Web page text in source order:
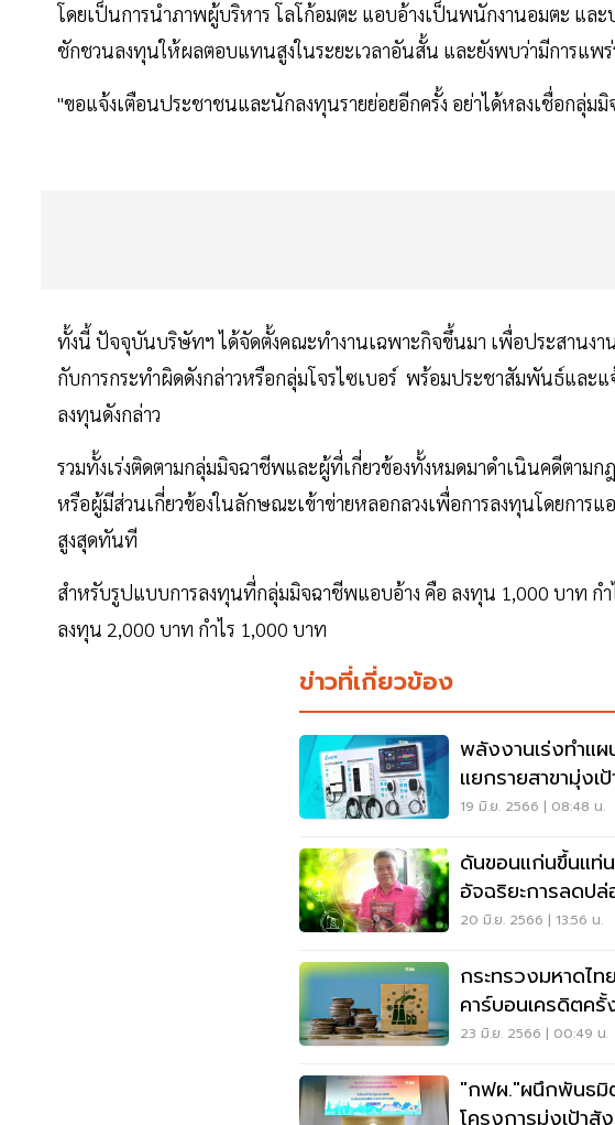
โดยเป็นการนำภาพผู้บริหาร โลโก้อมตะ แอบอ้างเป็นพนักงานอมตะ แล
ชักชวนลงทุนให้ผลตอบแทนสูงในระยะเวลาอันสั้น และยังพบว่ามีการแพ
"ขอแจ้งเตือนประชาชนและนักลงทุนรายย่อยอีกครั้ง อย่าได้หลงเชื่อกลุ่
ทั้งนี้ ปัจจุบันบริษัทฯ ได้จัดตั้งคณะทำงานเฉพาะกิจขึ้นมา เพื่อประสานงา
กับการกระทำผิดดังกล่าวหรือกลุ่มโจรไซเบอร์ พร้อมประชาสัมพันธ์และ
ลงทุนดังกล่าว
รวมทั้งเร่งติดตามกลุ่มมิจฉาชีพและผู้ที่เกี่ยวข้องทั้งหมดมาดำเนินคดีตาม
หรือผู้มีส่วนเกี่ยวข้องในลักษณะเข้าข่ายหลอกลวงเพื่อการลงทุนโดยการ
สูงสุดทันที
สำหรับรูปแบบการลงทุนที่กลุ่มมิจฉาชีพแอบอ้าง คือ ลงทุน 1,000 บาท ก
ลงทุน 2,000 บาท กำไร 1,000 บาท
ข่าวที่เกี่ยวข้อง
พลังงานเร่งทำแ
แยกรายสาขามุ่งเ
19 มิ.ย. 2566 | 08:48 น.
ดันขอนแก่นขึ้นแท่
อัจฉริยะการลดปล่
กระจก
20 มิ.ย. 2566 | 13:56 น.
กระทรวงมหาดไ
คาร์บอนเครดิตครั้
23 มิ.ย. 2566 | 00:49 น.
"กฟผ."ผนึกพันธมิ
โครงการมุ่งเป้าสั